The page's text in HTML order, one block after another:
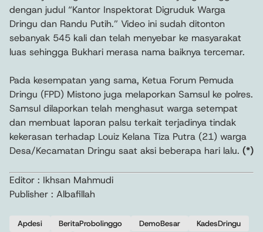
dengan judul “Kantor Inspektorat Digruduk Warga
Dringu dan Randu Putih.” Video ini sudah ditonton
sebanyak 545 kali dan telah menyebar ke masyarakat
luas sehingga Bukhari merasa nama baiknya tercemar.
Pada kesempatan yang sama, Ketua Forum Pemuda
Dringu (FPD) Mistono juga melaporkan Samsul ke polres.
Samsul dilaporkan telah menghasut warga setempat
dan membuat laporan palsu terkait terjadinya tindak
kekerasan terhadap Louiz Kelana Tiza Putra (21) warga
Desa/Kecamatan Dringu saat aksi beberapa hari lalu. (*)
Editor : Ikhsan Mahmudi
Publisher : Albafillah
Apdesi BeritaProbolinggo DemoBesar
KadesDringu